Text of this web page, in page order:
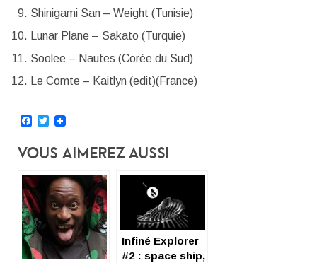
Shinigami San – Weight (Tunisie)
Lunar Plane – Sakato (Turquie)
Soolee – Nautes (Corée du Sud)
Le Comte – Kaitlyn (edit)(France)
Facebook
Twitter
Vous Aimerez Aussi
Infiné Explorer
#2 : space ship,